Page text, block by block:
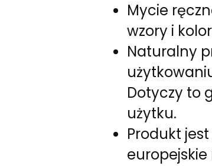
Mycie
wzory i
Naturalny
Dotyczy to
użytku.
Produkt